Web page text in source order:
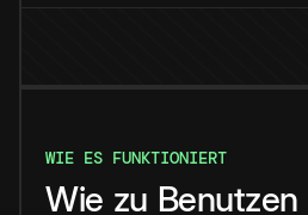
WIE ES FUNKTIONIERT
Wie zu Benutzen